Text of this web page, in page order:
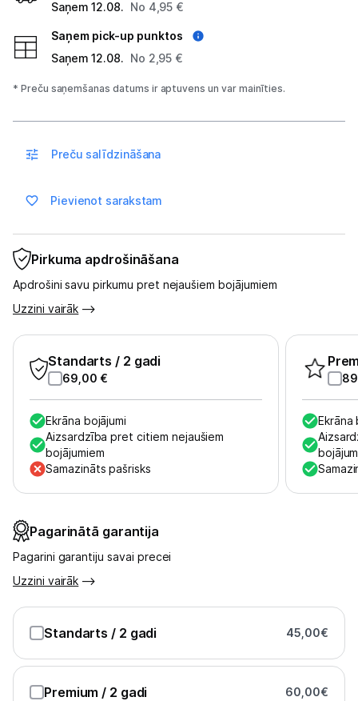
Stacionārie datori un piederumi
Spēļu konsoles un piederumi
Drukas iekārtas
Telefoni, planšetdatori
Telefoni un aksesuāri
Planšetdatori un aksesuāri
Piederumi
Austiņas
Bezvadu skaļruņi
Stacionārie un bezvadu telefoni
Viedierīces
Sadzīves tehnika
Skaistumkopšana
Sports un atpūta
Ražotāju atjaunota tehnika
Saņem 12.08. No 4,95 €
Saņem pick-up punktos
Saņem 12.08. No 2,95 €
* Preču saņemšanas datums ir aptuvens un var mainīties.
Preču salīdzināšana
Pievienot sarakstam
Pirkuma apdrošināšana
Apdrošini savu pirkumu pret nejaušiem bojājumiem
Uzzini vairāk
Standarts / 2 gadi
69,00 €
Ekrāna bojājumi
Aizsardzība pret citiem nejaušiem
bojājumiem
Samazināts pašrisks
Ekrāna
Pagarinātā garantija
Pagarini garantiju savai precei
Uzzini vairāk
Standarts / 2 gadi 45,00€
Premium / 2 gadi 60,00€